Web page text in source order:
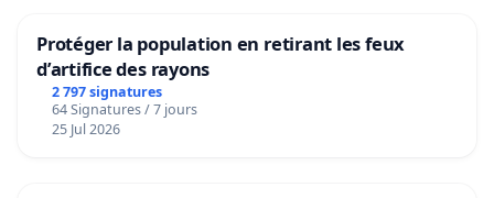
Protéger la population en retirant les feux
d’artifice des rayons
2 797 signatures
64 Signatures / 7 jours
25 Jul 2026